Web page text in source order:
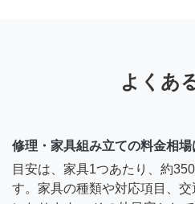
よくあ
修理・家具組み立ての料金相場
目安は、家具1つあたり、約
す。家具の種類や対応項目、